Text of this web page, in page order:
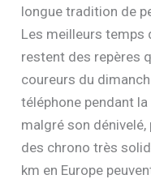
longue tradition de
Les meilleurs temps
restent des repères
coureurs du
téléphone pendant
malgré son
des chrono très
km en Europe